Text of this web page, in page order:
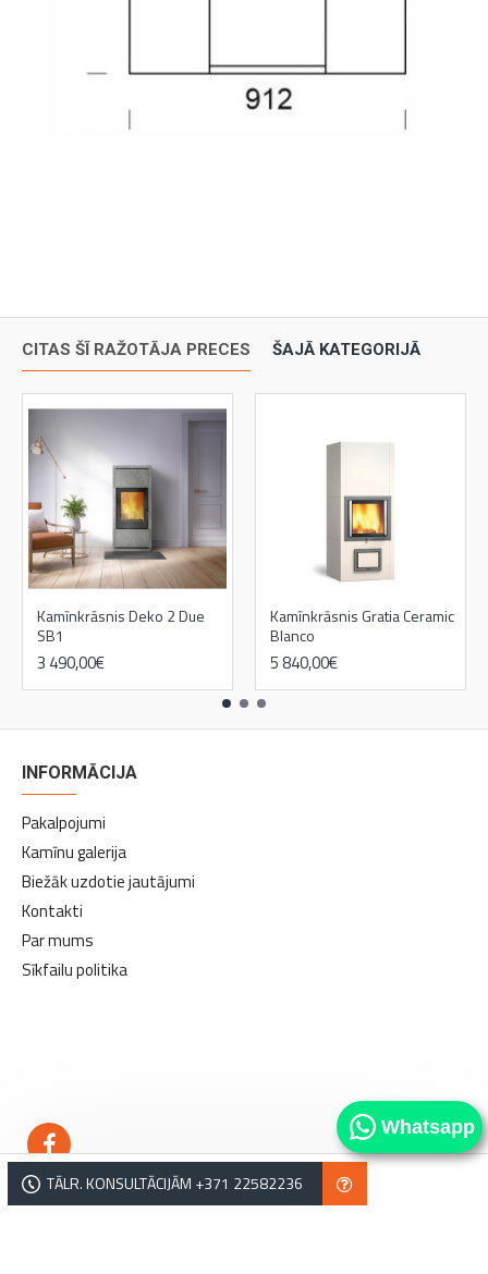
Whatsapp
TĀLR. KONSULTĀCIJĀM +371 22582236
CITAS ŠĪ RAŽOTĀJA PRECES ŠAJĀ KATEGORIJĀ
Kamīnkrāsnis Deko 2 Due
SB1
3 490,00€
Kamīnkrāsnis Gratia Ceramic
Blanco
5 840,00€
INFORMĀCIJA
Pakalpojumi
Kamīnu galerija
Biežāk uzdotie jautājumi
Kontakti
Par mums
Sīkfailu politika